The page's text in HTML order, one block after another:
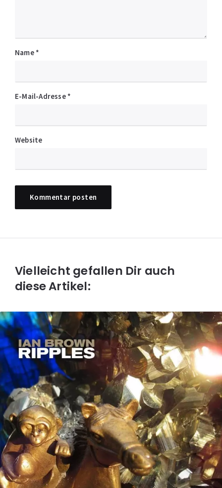
Name *
E-Mail-Adresse *
Website
Vielleicht gefallen Dir auch
diese Artikel: